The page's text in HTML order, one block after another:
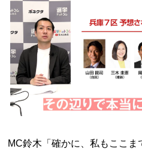
MC鈴木「確かに、私もここま